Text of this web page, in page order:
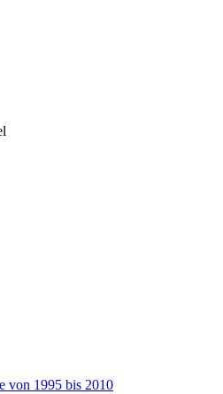
von 1995 bis 2010